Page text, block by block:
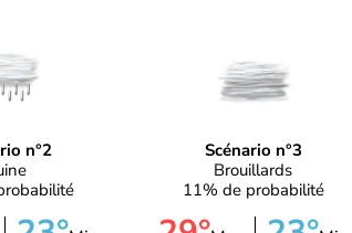
n°2
Scénario n°3
Brouillards
11% de probabilité